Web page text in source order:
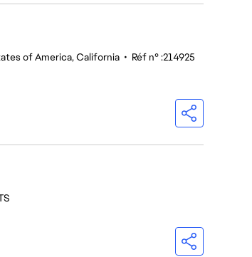
of America, California • Réf n° :214925